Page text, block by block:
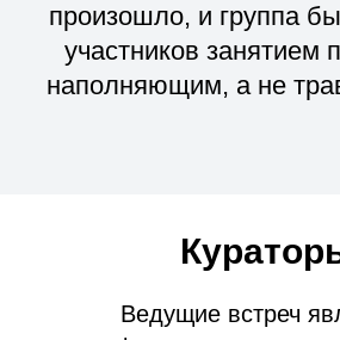
произошло, и группа
участников занятием
наполняющим, а не
Ведущие встреч